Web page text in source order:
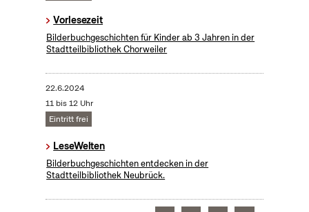
Vorlesezeit
Bilderbuchgeschichten für Kinder ab 3 Jahren in der
Stadtteilbibliothek Chorweiler
22.6.2024
11 bis 12 Uhr
Eintritt frei
LeseWelten
Bilderbuchgeschichten entdecken in der
Stadtteilbibliothek Neubrück.